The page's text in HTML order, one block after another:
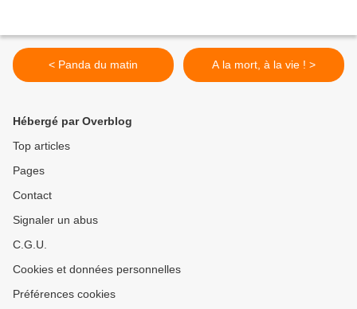
< Panda du matin A la mort, à la vie ! >
Hébergé par Overblog
Top articles
Pages
Contact
Signaler un abus
C.G.U.
Cookies et données personnelles
Préférences cookies